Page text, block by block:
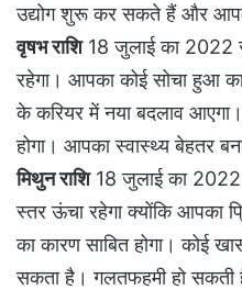
उद्योग शुरू कर सकते हैं और
वृषभ राशि18 जुलाई का 2022
रहेगा। आपका कोई सोचा हुआ
के करियर में नया बदलाव
होगा। आपका स्वास्थ्य बेहतर
मिथुन राशि18 जुलाई का
स्तर ऊंचा रहेगा क्योंकि आपका
का कारण साबित होगा। कोई
सकता है। गलतफहमी हो